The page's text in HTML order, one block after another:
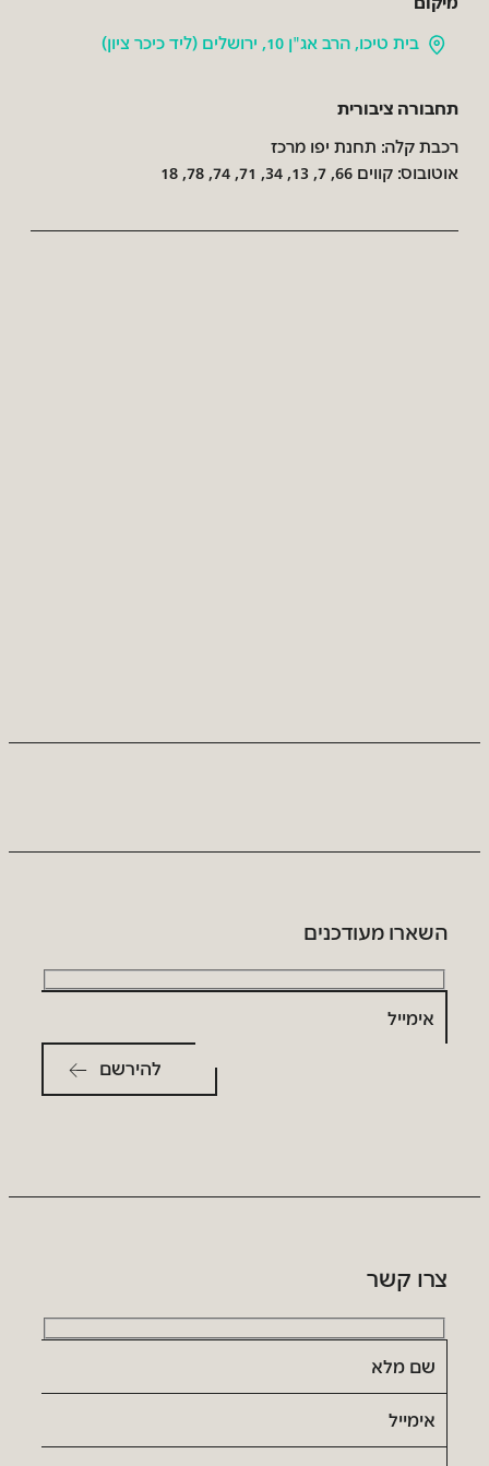
בית טיכו, הרב אג"ן 10, ירושלים (ליד כיכר ציון)
תחבורה ציבורית
רכבת קלה: תחנת יפו מרכז
אוטובוס: קווים 66, 7, 13, 34, 71, 74, 78, 18
השארו מעודכנים
צרו קשר
שם
מלא
אימייל
נושא